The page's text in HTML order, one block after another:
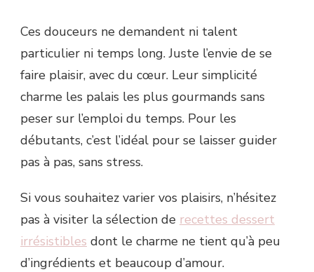
Ces douceurs ne demandent ni talent
particulier ni temps long. Juste l’envie de se
faire plaisir, avec du cœur. Leur simplicité
charme les palais les plus gourmands sans
peser sur l’emploi du temps. Pour les
débutants, c’est l’idéal pour se laisser guider
pas à pas, sans stress.
Si vous souhaitez varier vos plaisirs, n’hésitez
pas à visiter la sélection de recettes dessert
irrésistibles dont le charme ne tient qu’à peu
d’ingrédients et beaucoup d’amour.